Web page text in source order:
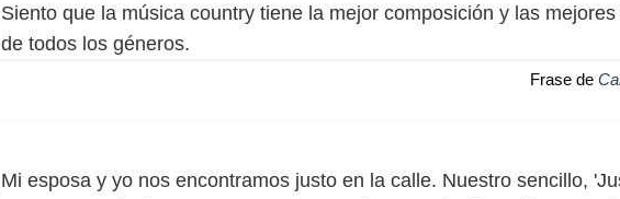
Siento que la música country tiene la mejor composición y las
de todos los géneros.
Frase de
Mi esposa y yo nos encontramos justo en la calle. Nuestro sencillo,